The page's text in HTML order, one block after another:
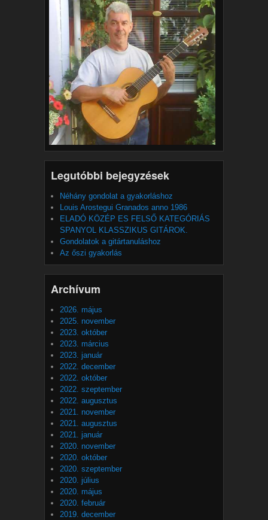
Legutóbbi bejegyzések
Néhány gondolat a gyakorláshoz
Louis Arostegui Granados anno 1986
ELADÓ KÖZÉP ES FELSŐ KATEGÓRIÁS
SPANYOL KLASSZIKUS GITÁROK.
Gondolatok a gitártanuláshoz
Az őszi gyakorlás
Archívum
2026. május
2025. november
2023. október
2023. március
2023. január
2022. december
2022. október
2022. szeptember
2022. augusztus
2021. november
2021. augusztus
2021. január
2020. november
2020. október
2020. szeptember
2020. július
2020. május
2020. február
2019. december